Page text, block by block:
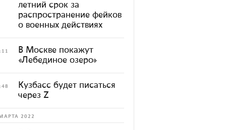
летний срок за
распространение фейков
о военных действиях
В Москве покажут
«Лебединое озеро»
Кузбасс будет писаться
через Z
2022